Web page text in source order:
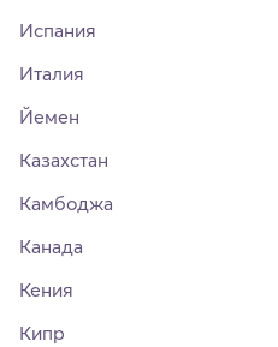
Испания
Италия
Йемен
Казахстан
Камбоджа
Канада
Кения
Кипр